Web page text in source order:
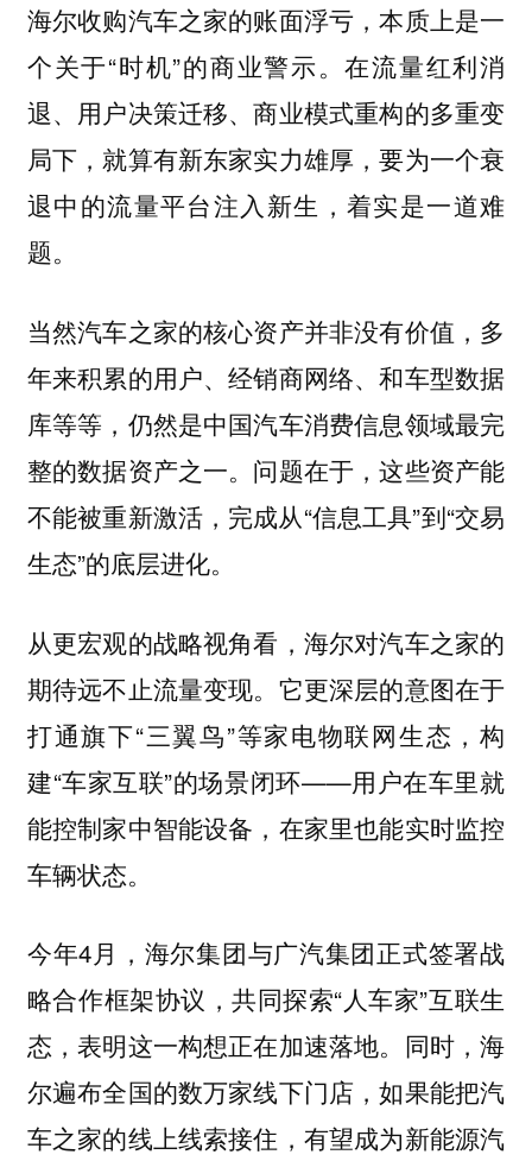
海尔收购汽车之家的账面浮亏，本质上是一
个关于“时机”的商业警示。在流量红利消
退、用户决策迁移、商业模式重构的多重变
局下，就算有新东家实力雄厚，要为一个衰
退中的流量平台注入新生，着实是一道难
题。
当然汽车之家的核心资产并非没有价值，多
年来积累的用户、经销商网络、和车型数据
库等等，仍然是中国汽车消费信息领域最完
整的数据资产之一。问题在于，这些资产能
不能被重新激活，完成从“信息工具”到“交易
生态”的底层进化。
从更宏观的战略视角看，海尔对汽车之家的
期待远不止流量变现。它更深层的意图在于
打通旗下“三翼鸟”等家电物联网生态，构
建“车家互联”的场景闭环——用户在车里就
能控制家中智能设备，在家里也能实时监控
车辆状态。
今年4月，海尔集团与广汽集团正式签署战
略合作框架协议，共同探索“人车家”互联生
态，表明这一构想正在加速落地。同时，海
尔遍布全国的数万家线下门店，如果能把汽
车之家的线上线索接住，有望成为新能源汽